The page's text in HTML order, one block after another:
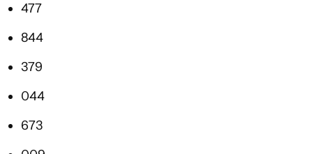
477
844
379
044
673